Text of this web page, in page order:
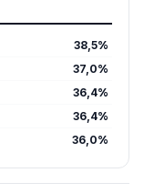
38,5%
37,0%
36,4%
36,4%
36,0%